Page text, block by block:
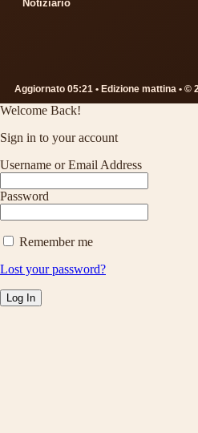
Notiziario
Aggiornato 05:21 • Edizione mattina • ©
Welcome Back!
Sign in to your account
Username or Email Address
Password
Remember me
Lost your password?